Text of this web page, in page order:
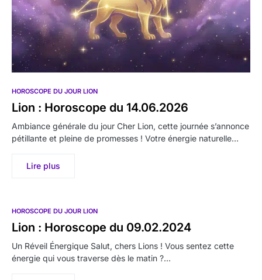
HOROSCOPE DU JOUR LION
Lion : Horoscope du 14.06.2026
Ambiance générale du jour Cher Lion, cette journée s’annonce
pétillante et pleine de promesses ! Votre énergie naturelle…
Lire plus
HOROSCOPE DU JOUR LION
Lion : Horoscope du 09.02.2024
Un Réveil Énergique Salut, chers Lions ! Vous sentez cette
énergie qui vous traverse dès le matin ?…